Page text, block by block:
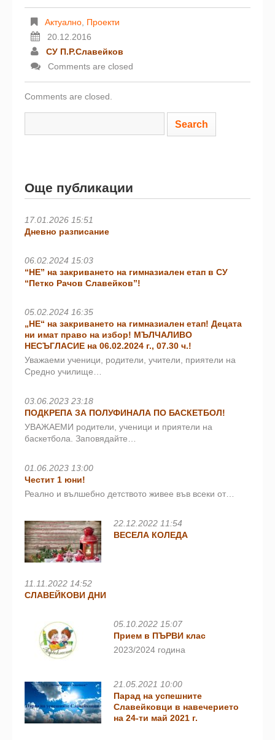
Актуално Проекти
20.12.2016
СУ П.Р.Славейков
Comments are closed
Comments are closed.
Още публикации
17.01.2026 15:51
Дневно разписание
06.02.2024 15:03
“НЕ” на закриването на гимназиален етап в СУ
“Петко Рачов Славейков”!
05.02.2024 16:35
„НЕ“ на закриването на гимназиален етап! Децата
ни имат право на избор! МЪЛЧАЛИВО
НЕСЪГЛАСИЕ на 06.02.2024 г., 07.30 ч.!
Уважаеми ученици, родители, учители, приятели на
Средно училище…
03.06.2023 23:18
ПОДКРЕПА ЗА ПОЛУФИНАЛА ПО БАСКЕТБОЛ!
УВАЖАЕМИ родители, ученици и приятели на
баскетбола. Заповядайте…
01.06.2023 13:00
Честит 1 юни!
Реално и вълшебно детството живее във всеки от…
22.12.2022 11:54
ВЕСЕЛА КОЛЕДА
11.11.2022 14:52
СЛАВЕЙКОВИ ДНИ
05.10.2022 15:07
Прием в ПЪРВИ клас
2023/2024 година
21.05.2021 10:00
Парад на успешните
Славейковци в навечерието
на 24-ти май 2021 г.